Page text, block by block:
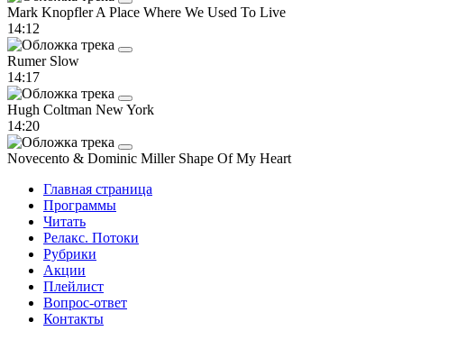
Mark KnopflerA Place Where We Used To Live
14:12
Rumer Slow
14:17
Hugh Coltman New York
14:20
Novecento & Dominic Miller Shape Of My Heart
Главная страница
Программы
Читать
Релакс. Потоки
Рубрики
Акции
Плейлист
Вопрос-ответ
Контакты